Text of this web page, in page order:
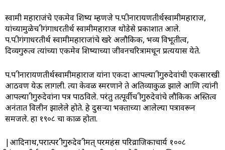
स्वामी महाराजंचे एकमेव शिष्य म्हणजे प.प.श्रीनारायणतीर्थस्वामीमहाराज,
यांच्यामुळेच श्रीगंगाधरतीर्थ स्वामीमहाराज थोडेसे प्रकाशात आले.
प.प.श्रीगंगाधरतीर्थ स्वामीमहाराजांचे खरे अलौकिक, भव्य विभूतीत्व,
दिव्यगुरुत्व त्यांच्या एकमेव शिष्याच्या जीवनचरित्रामधून प्रत्ययास येते.
प.प श्रीनारायणतीर्थस्वामीमहाराज यांना एकदा आपल्या श्रीगुरुदेवांची एकसारखी
आठवण येऊ लागली. त्या केवळ स्मरणाने ते अतिव्याकुळ झाले आणि त्यांनी
आपल्या श्रीगुरुदेवांना पत्र पाठविले. परंतु तत्पूर्वीच श्रीगुरुदेवांचे लौकिक अस्तित्व
अनंतात विलीन झालेले होते. हे दुसऱ्या भक्ताच्या आलेल्या पत्रावरून
समजले. हा १९०८ चा काळ होता.
|आदिनाथ,परात्पर श्रीगुरुदेव श्रीमत् परमहंस परिव्राजिकाचार्य १००८